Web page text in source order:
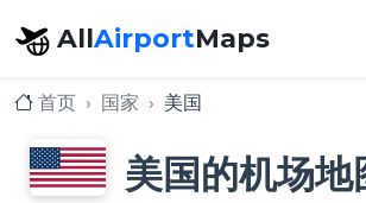
AllAirportMaps
首页 国家 美国
美国的机场